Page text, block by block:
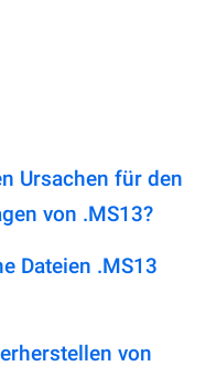
Ursachen für den
von .MS13?
Dateien .MS13
von